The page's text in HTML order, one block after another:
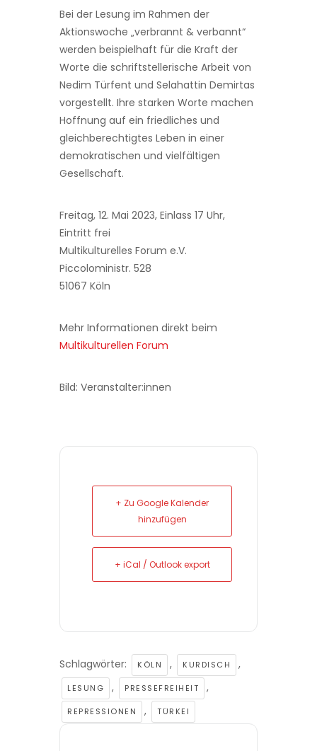
Bei der Lesung im Rahmen der
Aktionswoche „verbrannt & verbannt“
werden beispielhaft für die Kraft der
Worte die schriftstellerische Arbeit von
Nedim Türfent und Selahattin Demirtas
vorgestellt. Ihre starken Worte machen
Hoffnung auf ein friedliches und
gleichberechtigtes Leben in einer
demokratischen und vielfältigen
Gesellschaft.
Freitag, 12. Mai 2023, Einlass 17 Uhr,
Eintritt frei
Multikulturelles Forum e.V.
Piccoloministr. 528
51067 Köln
Mehr Informationen direkt beim
Multikulturellen Forum
Bild: Veranstalter:innen
+ Zu Google Kalender
hinzufügen
+ iCal / Outlook export
Schlagwörter: KÖLN , KURDISCH ,
LESUNG , PRESSEFREIHEIT ,
REPRESSIONEN , TÜRKEI